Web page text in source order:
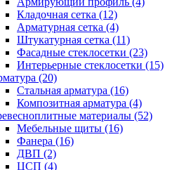
Кладочная сетка (12)
Арматурная сетка (4)
Штукатурная сетка (11)
Фасадные стеклосетки (23)
Интерьерные стеклосетки (15)
(20)
Стальная арматура (16)
Композитная арматура (4)
материалы (52)
Мебельные щиты (16)
Фанера (16)
ДВП (2)
ЦСП (4)